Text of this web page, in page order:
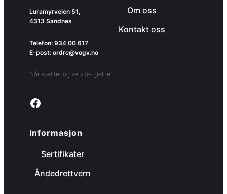
Luramyrveien 51,
4313 Sandnes
Telefon: 934 00 617
E-post: ordre@vogv.no
Når kvalitet og service gjelder.
Link to facebook page
Om oss
Kontakt oss
Informasjon
Sertifikater
Åndedrettvern